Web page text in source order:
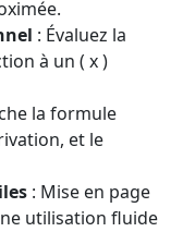
: Évaluez la
à un ( x )
la formule
et le
: Mise en page
utilisation fluide